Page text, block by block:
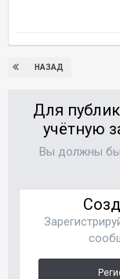
НАЗАД
Для
учётную
Вы должны